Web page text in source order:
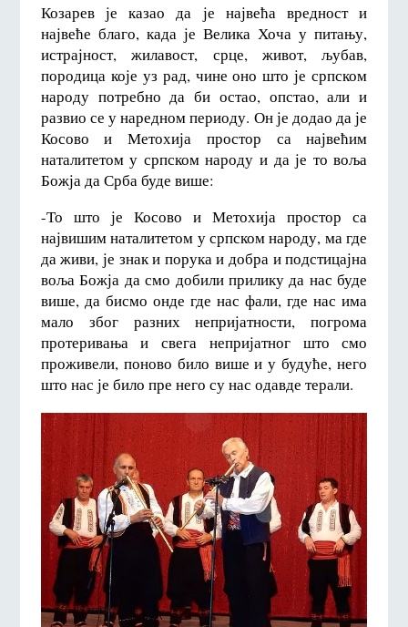
Козарев је казао да је највећа вредност и
највеће благо, када је Велика Хоча у питању,
истрајност, жилавост, срце, живот, љубав,
породица које уз рад, чине оно што је српском
народу потребно да би остао, опстао, али и
развио се у наредном периоду. Он је додао да је
Косово и Метохија простор са највећим
наталитетом у српском народу и да је то воља
Божја да Срба буде више:
-То што је Косово и Метохија простор са
највишим наталитетом у српском народу, ма где
да живи, је знак и порука и добра и подстицајна
воља Божја да смо добили прилику да нас буде
више, да бисмо онде где нас фали, где нас има
мало због разних непријатности, погрома
протеривања и свега непријатног што смо
проживели, поново било више и у будуће, него
што нас је било пре него су нас одавде терали.